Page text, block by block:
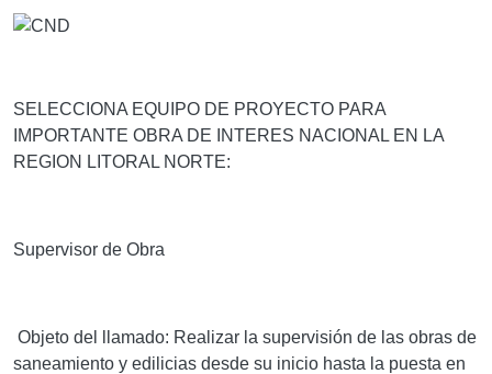
SELECCIONA EQUIPO DE PROYECTO PARA
IMPORTANTE OBRA DE INTERES NACIONAL EN LA
REGION LITORAL NORTE:
Supervisor de Obra
Objeto del llamado: Realizar la supervisión de las obras de
saneamiento y edilicias desde su inicio hasta la puesta en